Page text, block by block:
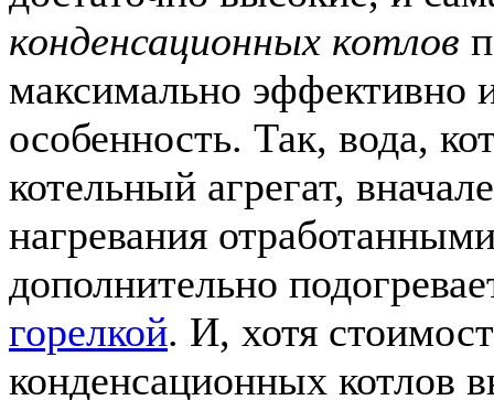
конденсационных котлов
максимально эффективно
особенность. Так, вода,
котельный агрегат,
нагревания
дополнительно
горелкой. И, хотя
конденсационных котлов